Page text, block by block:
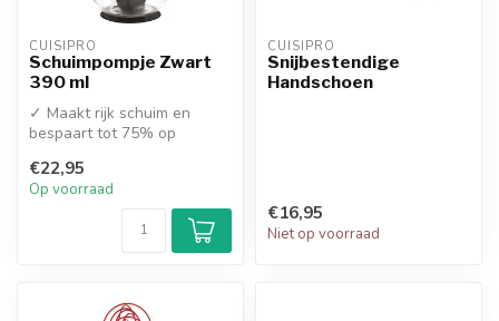
CUISIPRO
Schuimpompje Zwart
390 ml
✓ Maakt rijk schuim en
bespaart tot 75% op
✓ Met handige zuignap...
€22,95
Op voorraad
CUISIPRO
Snijbestendige
Handschoen
€16,95
Niet op voorraad